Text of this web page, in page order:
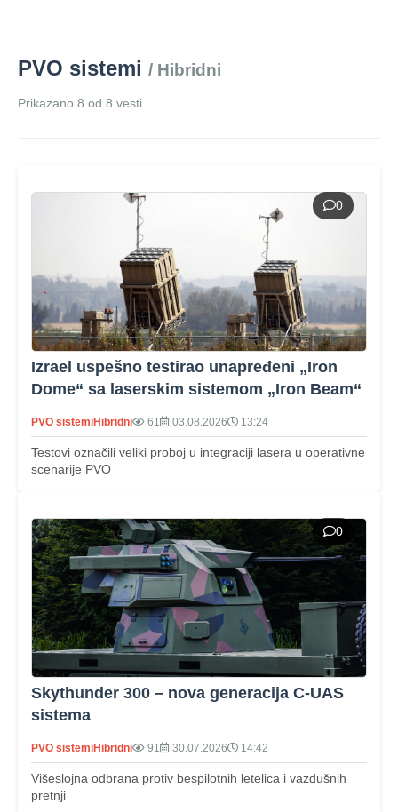
PVO sistemi / Hibridni
Prikazano 8 od 8 vesti
0
Izrael uspešno testirao unapređeni „Iron
Dome“ sa laserskim sistemom „Iron Beam“
PVO sistemiHibridni 61 03.08.2026 13:24
Testovi označili veliki proboj u integraciji lasera u operativne
scenarije PVO
0
Skythunder 300 – nova generacija C‑UAS
sistema
PVO sistemiHibridni 91 30.07.2026 14:42
Višeslojna odbrana protiv bespilotnih letelica i vazdušnih
pretnji